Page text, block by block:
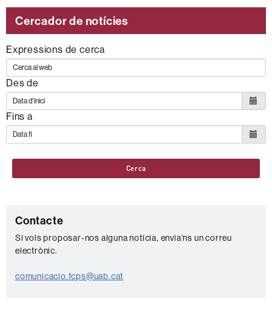
Cercador de notícies
Expressions de cerca
Des de
Fins a
Cerca
C
o
n
t
Contacte
Si vols proposar-nos alguna notícia, envia'ns un correu
electrònic.
comunicacio.fcps@uab.cat